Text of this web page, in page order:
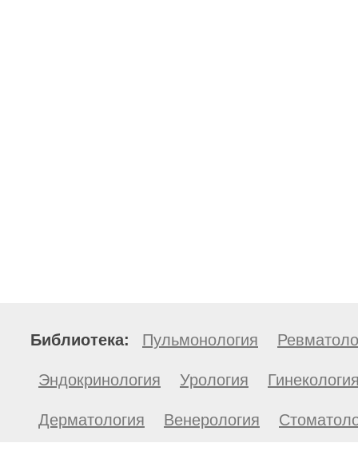
Библиотека: Пульмонология
Эндокринология Урология
Дерматология Венерология